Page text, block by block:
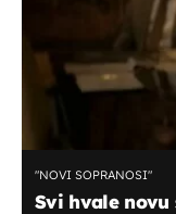
"NOVI SOPRANOSI"
Svi hvale